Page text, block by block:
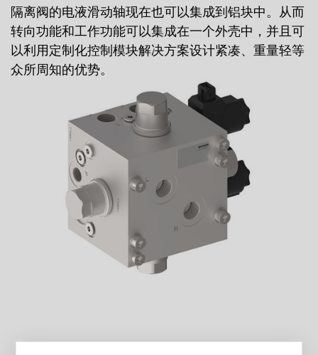
隔离阀的电液滑动轴现在也可以集成到铝块中。从而
转向功能和工作功能可以集成在一个外壳中，并且可
以利用定制化控制模块解决方案设计紧凑、重量轻等
众所周知的优势。